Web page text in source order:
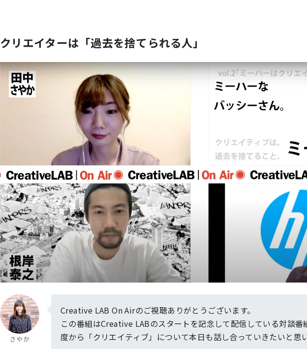
クリエイターは「過去を捨てられる人」
さやか
Creative LAB On Airのご視聴ありがとうございます。
この番組はCreative LABのスタートを記念して配信している対談番
度から「クリエイティブ」について本日も話し合っていきたいと思い